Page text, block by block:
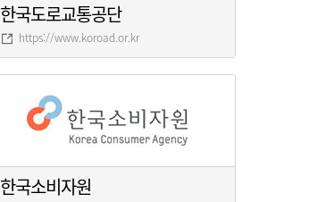
한국도로교통공단
https://www.koroad.or.kr
한국소비자원